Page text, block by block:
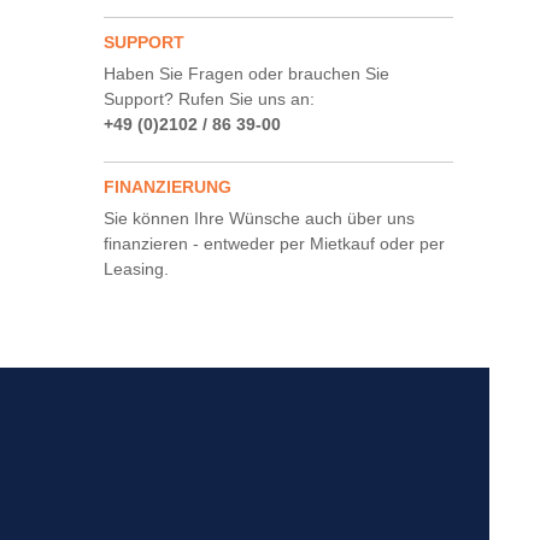
SUPPORT
Haben Sie Fragen oder brauchen Sie
Support? Rufen Sie uns an:
+49 (0)2102 / 86 39-00
FINANZIERUNG
Sie können Ihre Wünsche auch über uns
finanzieren - entweder per Mietkauf oder per
Leasing.